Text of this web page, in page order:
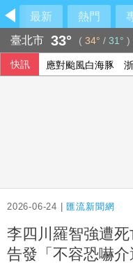
最新 熱門
臺北市 33° ( 34° / 31° )
快訊 應對颱風白海豚
2026-06-24 | 匯流新聞網
李四川羅智強遭
告發「不容恐嚇介